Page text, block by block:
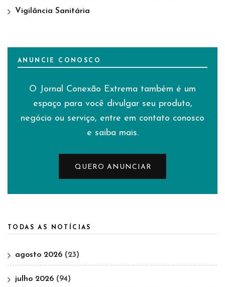
Vigilância Sanitária
ANUNCIE CONOSCO
O Jornal Conexão Extrema também é um
espaço para você divulgar seu produto,
negócio ou serviço, entre em contato conosco
e saiba mais.
QUERO ANUNCIAR
TODAS AS NOTÍCIAS
agosto 2026 (23)
julho 2026 (94)